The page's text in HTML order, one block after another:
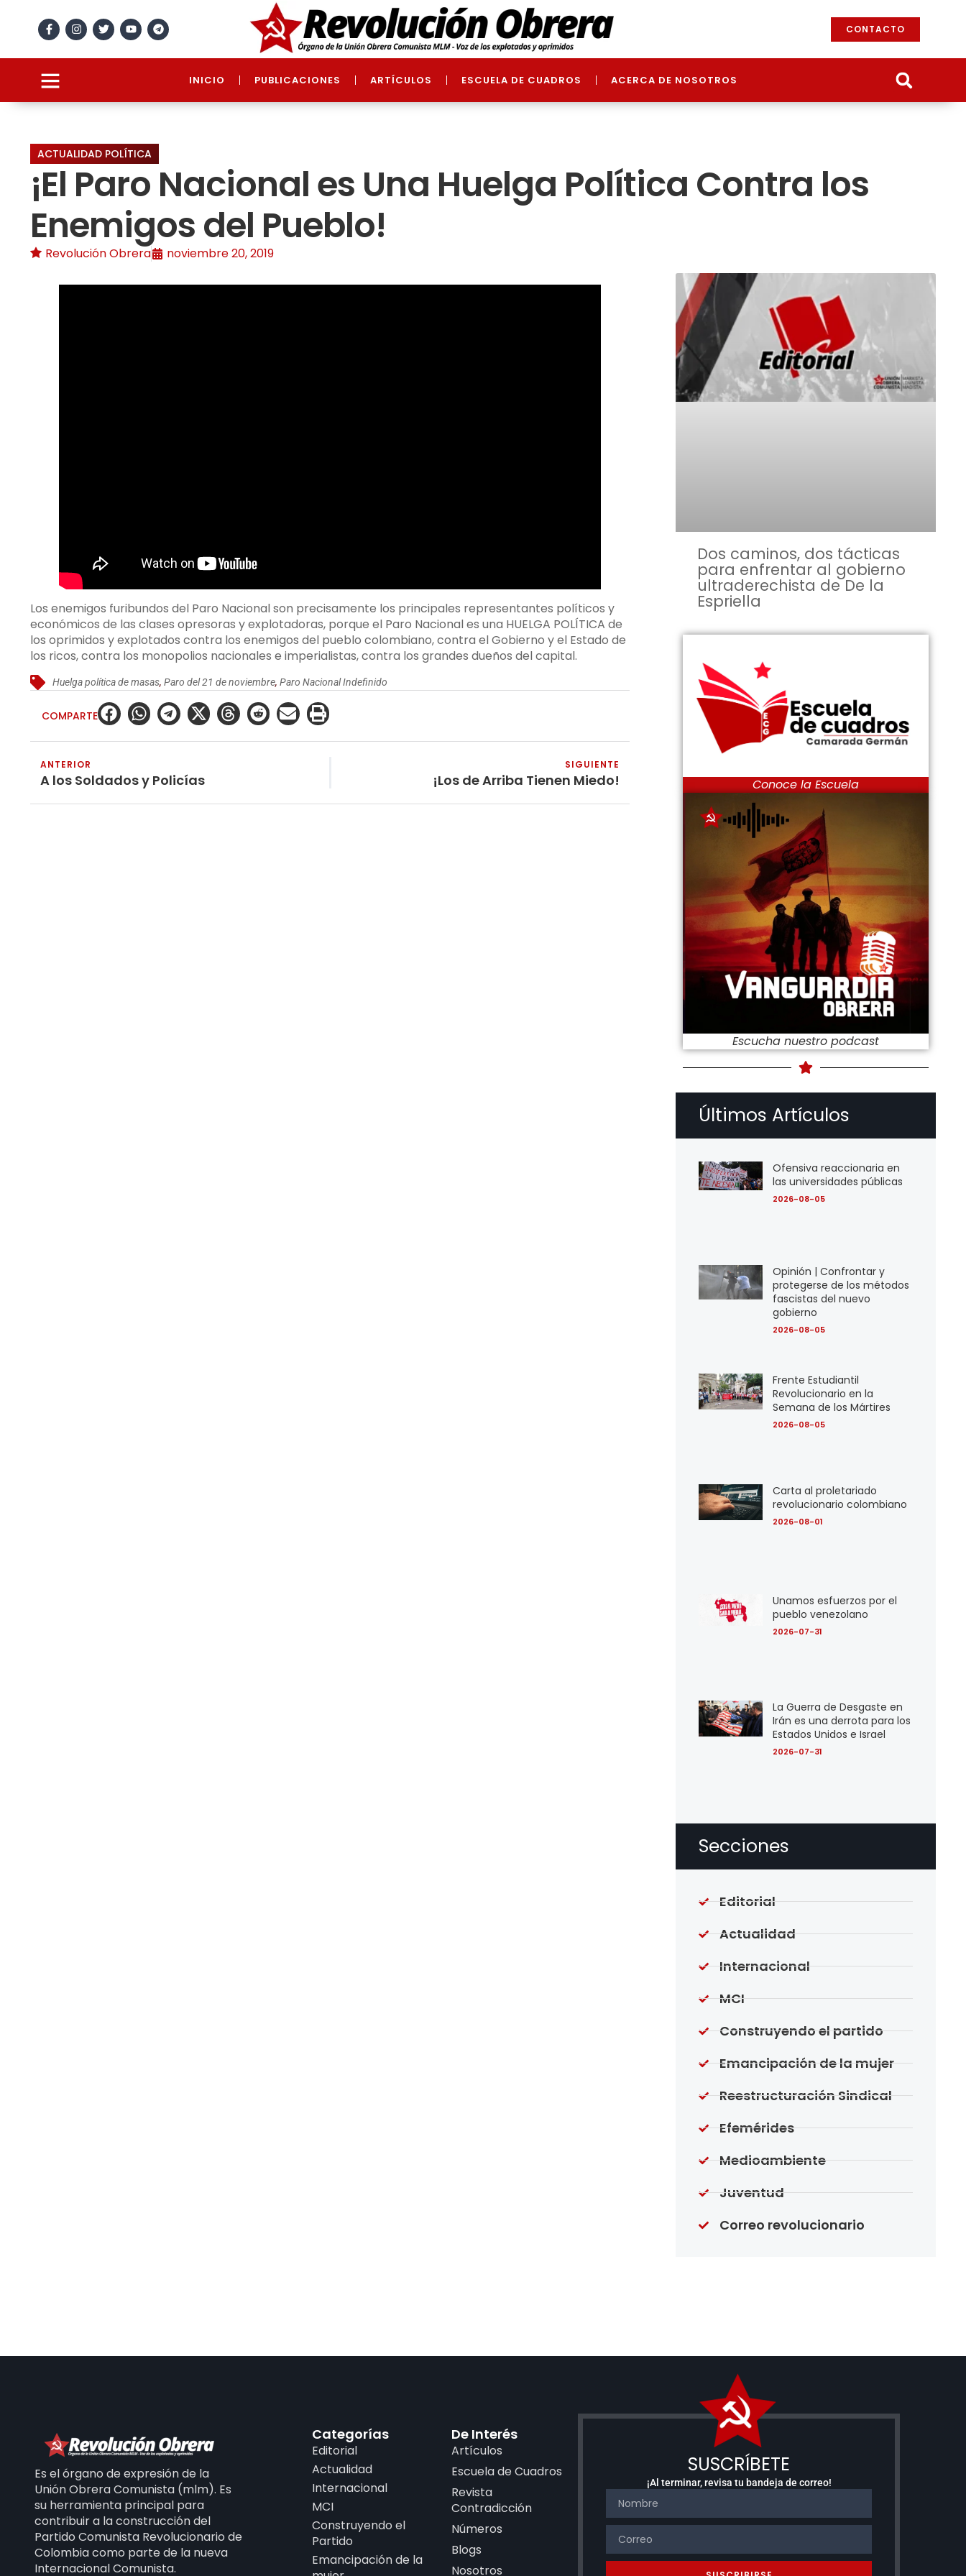
CONTACTO
INICIO PUBLICACIONES ARTÍCULOS ESCUELA DE CUADROS ACERCA DE NOSOTROS
ACTUALIDAD POLÍTICA
¡El Paro Nacional es Una Huelga Política Contra los
Enemigos del Pueblo!
Revolución Obrera noviembre 20, 2019
Los enemigos furibundos del Paro Nacional son precisamente los principales representantes políticos y
económicos de las clases opresoras y explotadoras, porque el Paro Nacional es una HUELGA POLÍTICA de
los oprimidos y explotados contra los enemigos del pueblo colombiano, contra el Gobierno y el Estado de
los ricos, contra los monopolios nacionales e imperialistas, contra los grandes dueños del capital.
Huelga política de masas,Paro del 21 de noviembre,Paro Nacional Indefinido
COMPARTE
ANTERIOR
A los Soldados y Policías
SIGUIENTE
¡Los de Arriba Tienen Miedo!
Dos caminos, dos tácticas
para enfrentar al gobierno
ultraderechista de De la
Espriella
Conoce la Escuela
Escucha nuestro podcast
Últimos Artículos
Ofensiva reaccionaria en
las universidades públicas
2026-08-05
Opinión | Confrontar y
protegerse de los métodos
fascistas del nuevo
gobierno
2026-08-05
Frente Estudiantil
Revolucionario en la
Semana de los Mártires
2026-08-05
Carta al proletariado
revolucionario colombiano
2026-08-01
Unamos esfuerzos por el
pueblo venezolano
2026-07-31
La Guerra de Desgaste en
Irán es una derrota para los
Estados Unidos e Israel
2026-07-31
Secciones
Editorial
Actualidad
Internacional
MCI
Construyendo el partido
Emancipación de la mujer
Reestructuración Sindical
Efemérides
Medioambiente
Juventud
Correo revolucionario
Es el órgano de expresión de la
Unión Obrera Comunista (mlm). Es
su herramienta principal para
contribuir a la construcción del
Partido Comunista Revolucionario de
Colombia como parte de la nueva
Internacional Comunista.
Categorías
Editorial
Actualidad
Internacional
MCI
Construyendo el
Partido
Emancipación de la
De Interés
Artículos
Escuela de Cuadros
Revista
Contradicción
Números
Blogs
Nosotros
SUSCRÍBETE
¡Al terminar, revisa tu bandeja de correo!